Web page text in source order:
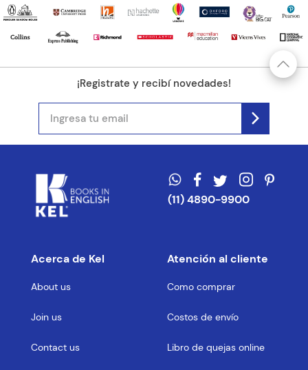
¡Registrate y recibí novedades!
(11) 4890-9900
Acerca de Kel
About us
Join us
Contact us
Atención al cliente
Como comprar
Costos de envío
Libro de quejas online